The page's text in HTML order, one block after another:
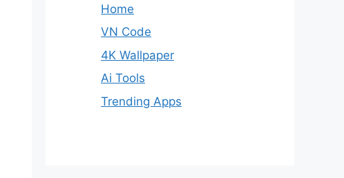
Home
VN Code
4K Wallpaper
Ai Tools
Trending Apps